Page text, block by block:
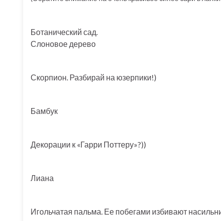
Ботанический сад.
Слоновое дерево
Скорпион. Разбирай на юзерпики!)
Бамбук
Декорации к «Гарри Поттеру»?))
Лиана
Игольчатая пальма. Ее побегами избивают